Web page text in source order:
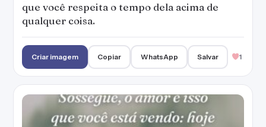
que você respeita o tempo dela acima de
qualquer coisa.
Criar imagem Copiar WhatsApp Salvar 1